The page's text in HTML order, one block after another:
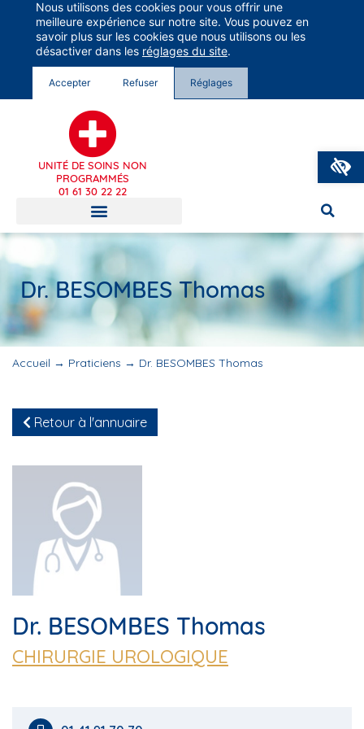
Groupe Vivalto Santé
Entre nous, la vie
UNITÉ DE SOINS NON
PROGRAMMÉS
01 61 30 22 22
Dr. BESOMBES Thomas
Accueil → Praticiens → Dr. BESOMBES Thomas
Retour à l'annuaire
Dr. BESOMBES Thomas
CHIRURGIE UROLOGIQUE
Nous utilisons des cookies pour vous offrir une
meilleure expérience sur notre site. Vous pouvez en
savoir plus sur les cookies que nous utilisons ou les
désactiver dans les réglages du site.
Accepter Refuser Réglages